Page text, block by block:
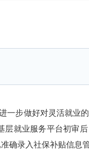
步做好对灵活就业
就业服务平台初审
确录入社保补贴信息